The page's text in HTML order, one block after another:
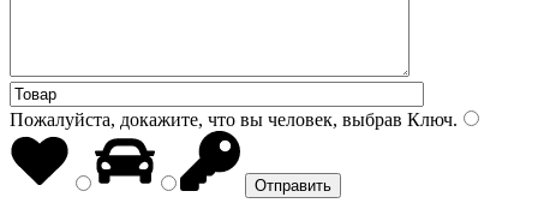
Пожалуйста, докажите, что вы человек, выбрав Ключ.